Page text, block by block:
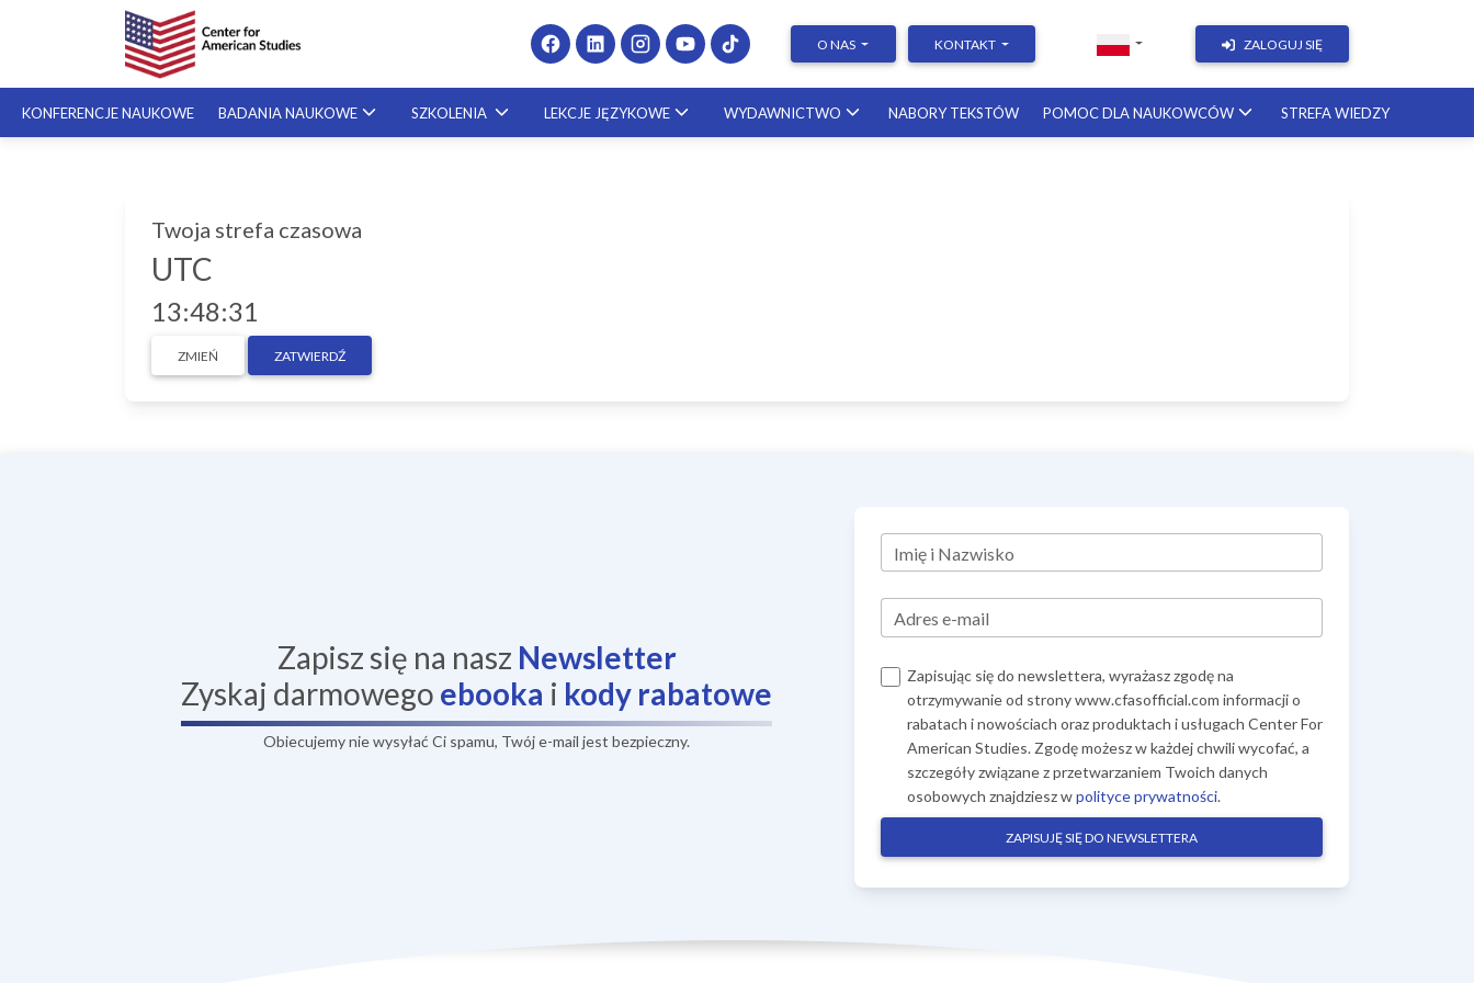
O NAS KONTAKT ZALOGUJ SIĘ
KONFERENCJE NAUKOWE BADANIA NAUKOWE SZKOLENIA
SZKOLENIA NA ŻYCZENIE
LEKCJE JĘZYKOWE WYDAWNICTWO NABORY TEKSTÓW POMOC DLA NAUKOWCÓW STREFA WIEDZY
Twoja strefa czasowa
UTC
13:48:31
ZMIEŃ ZATWIERDŹ
Zapisz się na nasz Newsletter
Zyskaj darmowego ebooka i kody rabatowe
Obiecujemy nie wysyłać Ci spamu, Twój e-mail jest bezpieczny.
Imię i Nazwisko
Adres e-mail
Zapisując się do newslettera, wyrażasz zgodę na
otrzymywanie od strony www.cfasofficial.com informacji o
rabatach i nowościach oraz produktach i usługach Center For
American Studies. Zgodę możesz w każdej chwili wycofać, a
szczegóły związane z przetwarzaniem Twoich danych
osobowych znajdziesz wpolityce prywatności.
ZAPISUJĘ SIĘ DO NEWSLETTERA